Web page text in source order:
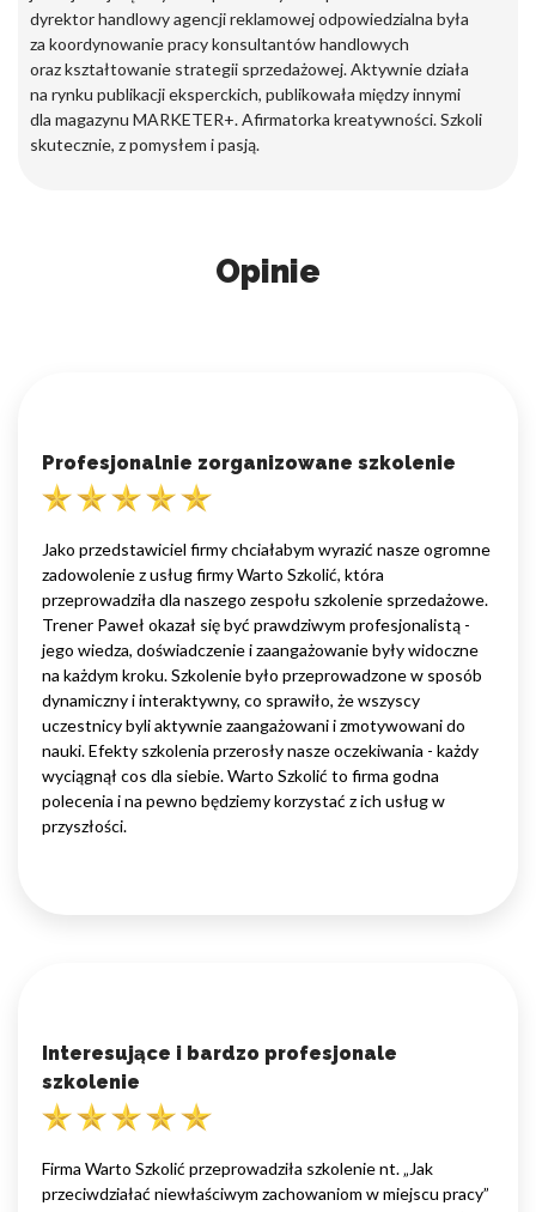
dyrektor handlowy agencji reklamowej odpowiedzialna była
za koordynowanie pracy konsultantów handlowych
oraz kształtowanie strategii sprzedażowej. Aktywnie działa
na rynku publikacji eksperckich, publikowała między innymi
dla magazynu MARKETER+. Afirmatorka kreatywności. Szkoli
skutecznie, z pomysłem i pasją.
Opinie
Profesjonalnie zorganizowane szkolenie
Jako przedstawiciel firmy chciałabym wyrazić nasze ogromne
zadowolenie z usług firmy Warto Szkolić, która
przeprowadziła dla naszego zespołu szkolenie sprzedażowe.
Trener Paweł okazał się być prawdziwym profesjonalistą -
jego wiedza, doświadczenie i zaangażowanie były widoczne
na każdym kroku. Szkolenie było przeprowadzone w sposób
dynamiczny i interaktywny, co sprawiło, że wszyscy
uczestnicy byli aktywnie zaangażowani i zmotywowani do
nauki. Efekty szkolenia przerosły nasze oczekiwania - każdy
wyciągnął cos dla siebie. Warto Szkolić to firma godna
polecenia i na pewno będziemy korzystać z ich usług w
przyszłości.
Interesujące i bardzo profesjonale
szkolenie
Firma Warto Szkolić przeprowadziła szkolenie nt. „Jak
przeciwdziałać niewłaściwym zachowaniom w miejscu pracy”